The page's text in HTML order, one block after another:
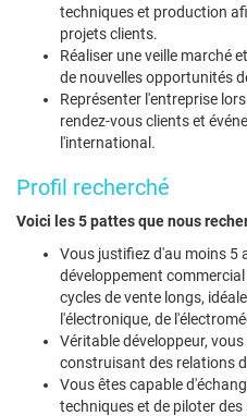
techniques et production
projets clients.
Réaliser une veille marché
de nouvelles opportunités
Représenter l'entreprise
rendez-vous clients et
l'international.
Profil recherché
Voici les 5 pattes que nous
Vous justifiez d'au moins 5
développement
cycles de vente longs,
l'électronique, de
Véritable développeur,
construisant des relations
Vous êtes capable
techniques et de piloter